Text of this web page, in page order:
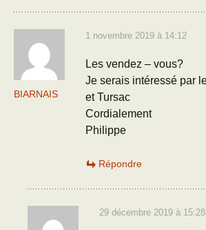
BIARNAIS
1 novembre 2019 à 14:12
Les vendez – vous?
Je serais intéressé par
et Tursac
Cordialement
Philippe
Répondre
29 décembre 2019 à 15:28